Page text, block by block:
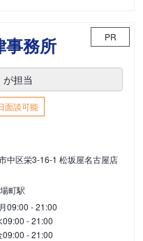
事務所 PR
担当
面談可能
中区栄3-16-1 松坂屋名古屋店
町駅
月09:00 - 21:00
09:00 - 21:00
09:00 - 21:00